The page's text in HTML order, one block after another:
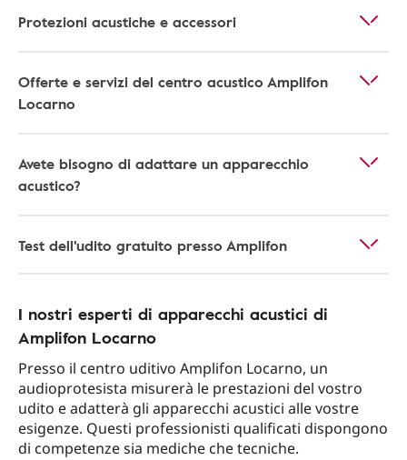
Protezioni acustiche e accessori
Offerte e servizi del centro acustico Amplifon
Locarno
Avete bisogno di adattare un apparecchio
acustico?
Test dell'udito gratuito presso Amplifon
I nostri esperti di apparecchi acustici di
Amplifon Locarno
Presso il centro uditivo Amplifon Locarno, un
audioprotesista misurerà le prestazioni del vostro
udito e adatterà gli apparecchi acustici alle vostre
esigenze. Questi professionisti qualificati dispongono
di competenze sia mediche che tecniche.